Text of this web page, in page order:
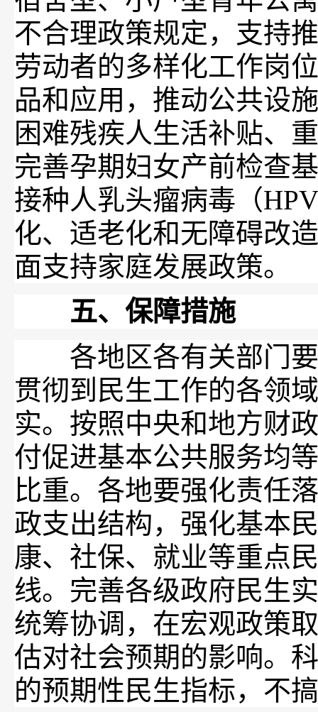
不合理政策规定，支持
劳动者的多样化工作岗
品和应用，推动公共设
困难残疾人生活补贴、
完善孕期妇女产前检查
接种人乳头瘤病毒（
化、适老化和无障碍改
面支持家庭发展政策。
五、保障措施
各地区各有关部门要
贯彻到民生工作的各领
实。按照中央和地方财
付促进基本公共服务均
比重。各地要强化责任
政支出结构，强化基本
康、社保、就业等重点
线。完善各级政府民生
统筹协调，在宏观政策
估对社会预期的影响。
的预期性民生指标，不